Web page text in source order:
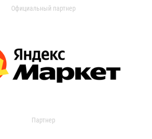
Официальный партнер
Партнер